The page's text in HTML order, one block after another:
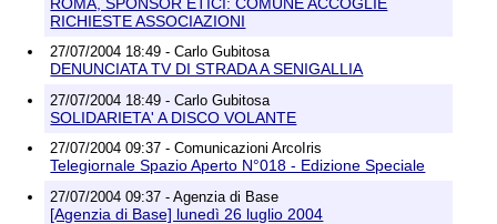
RICHIESTE ASSOCIAZIONI
27/07/2004 18:49 - Carlo Gubitosa
DENUNCIATA TV DI STRADA A SENIGALLIA
27/07/2004 18:49 - Carlo Gubitosa
SOLIDARIETA' A DISCO VOLANTE
27/07/2004 09:37 - Comunicazioni ArcoIris
Telegiornale Spazio Aperto N°018 - Edizione Speciale
27/07/2004 09:37 - Agenzia di Base
[Agenzia di Base] lunedì 26 luglio 2004